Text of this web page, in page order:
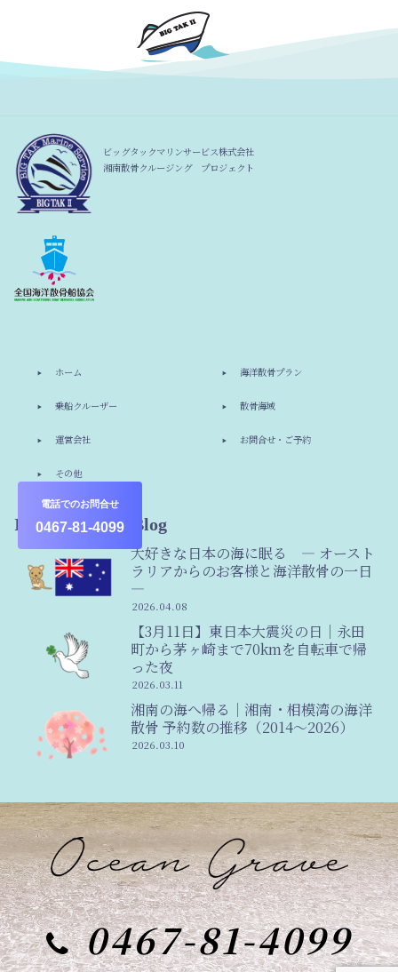
電話でのお問合せ
0467-81-4099
ビッグタックマリンサービス株式会社
湘南散骨クルージング プロジェクト
ホーム 海洋散骨プラン
乗船クルーザー 散骨海域
運営会社 お問合せ・ご予約
その他
Information & Blog
大好きな日本の海に眠る ― オースト
ラリアからのお客様と海洋散骨の一日
―
2026.04.08
【3月11日】東日本大震災の日｜永田
町から茅ヶ崎まで70kmを自転車で帰
った夜
2026.03.11
湘南の海へ帰る｜湘南・相模湾の海洋
散骨 予約数の推移（2014〜2026）
2026.03.10
0467-81-4099